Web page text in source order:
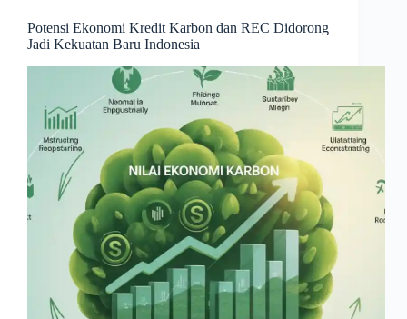
Potensi Ekonomi Kredit Karbon dan REC Didorong
Jadi Kekuatan Baru Indonesia